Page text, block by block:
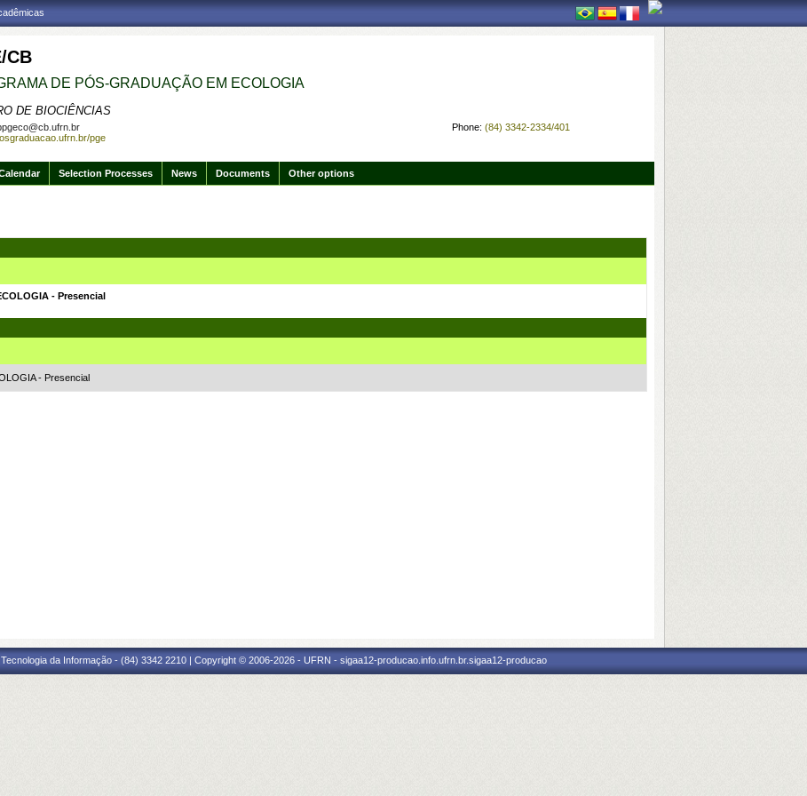
CB
DE PÓS-GRADUAÇÃO EM ECOLOGIA
DE BIOCIÊNCIAS
Phone: (84) 3342-2334/401
pge
Selection Processes News Documents Other options
- Presencial
- Presencial
da Informação - (84) 3342 2210 | Copyright © 2006-2026 - UFRN - sigaa12-producao.info.ufrn.br.sigaa12-producao